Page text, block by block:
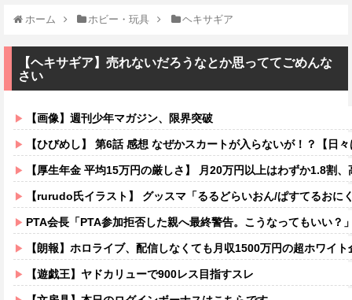
ホーム ホビー・玩具 ヘキサギア
【ヘキサギア】売れないだろうなとか思っててごめんな
さい
【画像】週刊少年マガジン、限界突破
【ひびめし】 第6話 感想 なぜかスカートが入らないが！？【日
【厚生年金 平均15万円の厳しさ】 月20万円以上はわずか1.8割、高
【rurudo氏イラスト】 グッスマ「るるどらいおん/ぱすてるおにくVer.」
PTA会長「PTA参加拒否した親へ最終警告。こうなってもいい？
【朗報】ホロライブ、配信しなくても月収1500万円の超ホワイト
【遊戯王】ヤドカリューで900レス目指すスレ